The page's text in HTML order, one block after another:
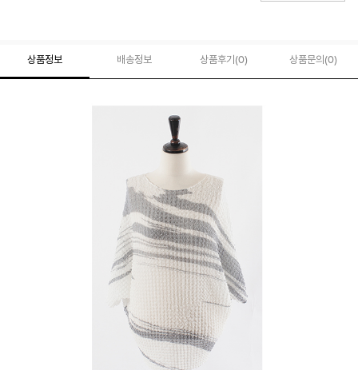
상품정보 배송정보 상품후기(0) 상품문의 (0)